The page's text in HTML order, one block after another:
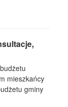
mieszkańcy
gminy